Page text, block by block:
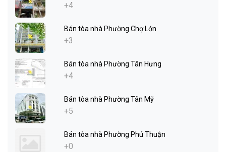
+4
Bán tòa nhà Phường Chợ Lớn
+3
Bán tòa nhà Phường Tân Hưng
+4
Bán tòa nhà Phường Tân Mỹ
+5
Bán tòa nhà Phường Phú Thuận
+0